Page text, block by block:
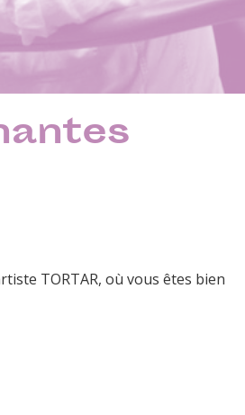
TORTAR, où vous êtes bien